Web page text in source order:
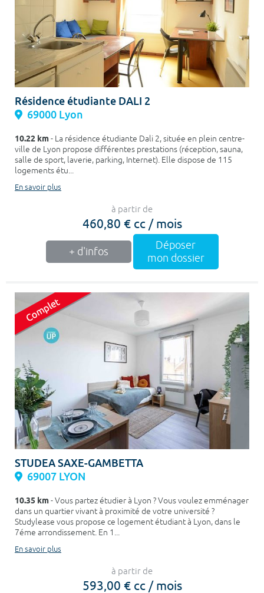
Résidence étudiante DALI 2
69000 Lyon
10.22 km- La résidence étudiante Dali 2, située en plein centre-
ville de Lyon propose différentes prestations (réception, sauna,
salle de sport, laverie, parking, Internet). Elle dispose de 115
logements étu...
En savoir plus
à partir de
460,80 € cc / mois
+ d'infos
Déposer
mon dossier
STUDEA SAXE-GAMBETTA
69007 LYON
10.35 km- Vous partez étudier à Lyon ? Vous voulez emménager
dans un quartier vivant à proximité de votre université ?
Studylease vous propose ce logement étudiant à Lyon, dans le
7éme arrondissement. En 1...
En savoir plus
à partir de
593,00 € cc / mois